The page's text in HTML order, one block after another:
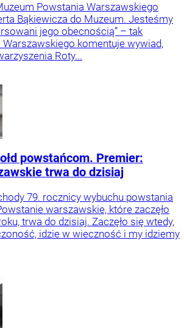
Powstania Warszawskiego
Bąkiewicza do Muzeum. Jesteśmy
jego obecnością” – tak
komentuje wywiad,
Roty...
powstańcom. Premier:
trwa do dzisiaj
79. rocznicy wybuchu powstania
warszawskie, które zaczęło
trwa do dzisiaj. Zaczęło się wtedy,
idzie w wieczność i my idziemy